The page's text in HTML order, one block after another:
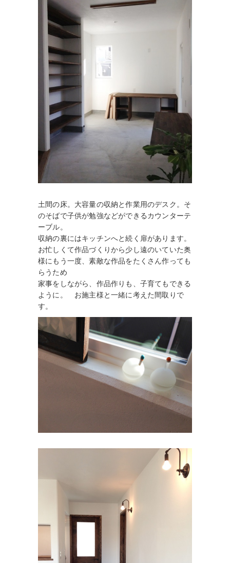
土間の床。大容量の収納と作業用のデスク。そ
のそばで子供が勉強などができるカウンターテ
ーブル。
収納の裏にはキッチンへと続く扉があります。
お忙しくて作品づくりから少し遠のいていた奥
様にもう一度、素敵な作品をたくさん作っても
らうため
家事をしながら、作品作りも、子育てもできる
ように。 お施主様と一緒に考えた間取りで
す。